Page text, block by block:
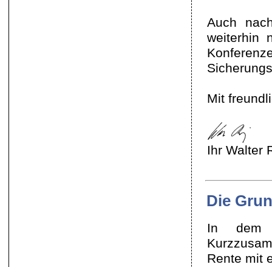
Auch
weiterhin
Mit
Ihr Walter
Die
In dem
Rente mit